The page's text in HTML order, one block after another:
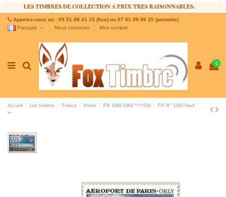
Appelez-nous au : 09 51 98 41 15 (fixe) ou 07 81 99 96 25 (portable)
Français
Nous contacter Mon compte
0
Accueil Les timbres France Poste FR 1960-1969 **/*/Obl
FR N° 1283 Neuf
**